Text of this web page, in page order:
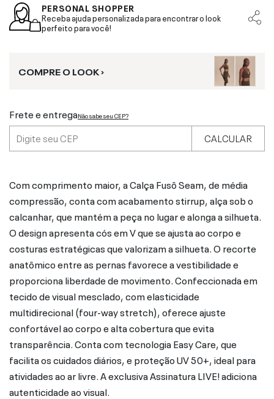
PERSONAL SHOPPER
Receba ajuda personalizada para encontrar o look
perfeito para você!
COMPRE O LOOK ›
Frete e entregaNão sabe seu CEP?
CALCULAR
Com comprimento maior, a Calça Fusô Seam, de média
compressão, conta com acabamento stirrup, alça sob o
calcanhar, que mantém a peça no lugar e alonga a silhueta.
O design apresenta cós em V que se ajusta ao corpo e
costuras estratégicas que valorizam a silhueta. O recorte
anatômico entre as pernas favorece a vestibilidade e
proporciona liberdade de movimento. Confeccionada em
tecido de visual mesclado, com elasticidade
multidirecional (four-way stretch), oferece ajuste
confortável ao corpo e alta cobertura que evita
transparência. Conta com tecnologia Easy Care, que
facilita os cuidados diários, e proteção UV 50+, ideal para
atividades ao ar livre. A exclusiva Assinatura LIVE! adiciona
autenticidade ao visual.